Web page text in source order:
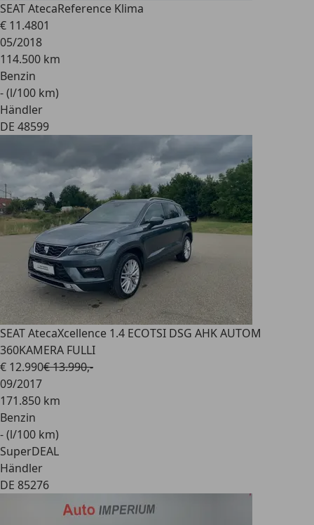
SEAT AtecaReference Klima
€ 11.4801
05/2018
114.500 km
Benzin
- (l/100 km)
Händler
DE 48599
SEAT AtecaXcellence 1.4 ECOTSI DSG AHK AUTOM
360KAMERA FULLI
€ 12.990€ 13.990,-
09/2017
171.850 km
Benzin
- (l/100 km)
SuperDEAL
Händler
DE 85276